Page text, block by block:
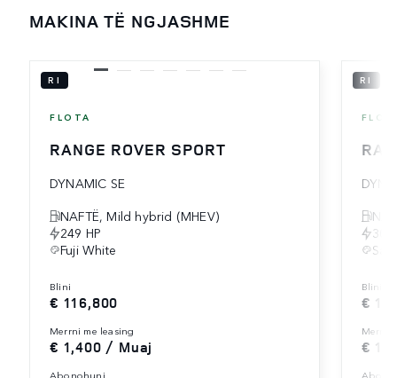
MAKINA TË NGJASHME
RI
FLOTA
RANGE ROVER SPORT
DYNAMIC SE
NAFTË, Mild hybrid (MHEV)
249 HP
Fuji White
blini
€ 116,800
merrni me leasing
€ 1,400 / Muaj
abonohuni
RI
300
blini
€
€